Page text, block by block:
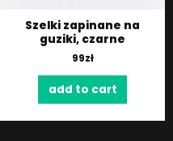
Szelki zapinane na
guziki, czarne
99zł
add to cart